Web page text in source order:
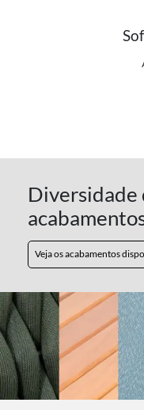
Ver
Diversidade
Veja os acabamentos